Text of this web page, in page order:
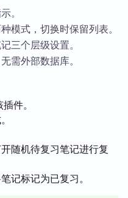
。
模式，切换时保留列表。
三个层级设置。
需外部数据库。
件。
随机待复习笔记进行复
记标记为已复习。